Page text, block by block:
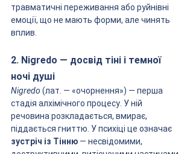
травматичні переживання або руйнівні
емоції, що не мають форми, але чинять
вплив.
2. Nigredo — досвід тіні і темної
ночі душі
Nigredo (лат. — «очорнення») — перша
стадія алхімічного процесу. У ній
речовина розкладається, вмирає,
піддається гниттю. У психіці це означає
зустріч із Тінню — несвідомими,